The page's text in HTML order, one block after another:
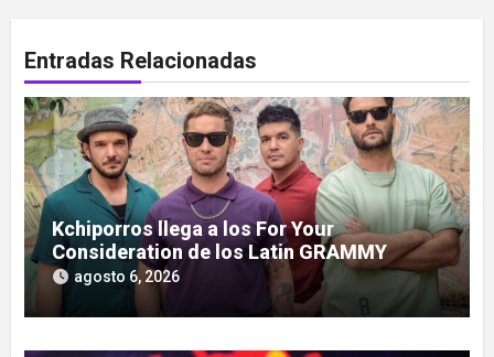
Entradas Relacionadas
Kchiporros llega a los For Your
Consideration de los Latin GRAMMY
agosto 6, 2026